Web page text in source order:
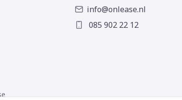
info@onlease.nl
085 902 22 12